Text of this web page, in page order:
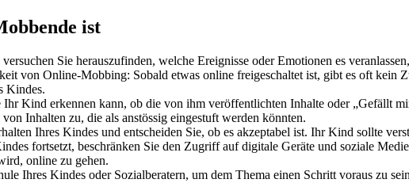
ist
Sie herauszufinden, welche Ereignisse oder Emotionen es
von Online-Mobbing: Sobald etwas online freigeschaltet ist, gibt es oft kein
Kindes.
Kind erkennen kann, ob die von ihm veröffentlichten Inhalte oder „Gefällt
Inhalten zu, die als anstössig eingestuft werden könnten.
Ihres Kindes und entscheiden Sie, ob es akzeptabel ist. Ihr Kind sollte
fortsetzt, beschränken Sie den Zugriff auf digitale Geräte und soziale
online zu gehen.
Ihres Kindes oder Sozialberatern, um dem Thema einen Schritt voraus zu